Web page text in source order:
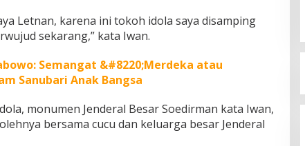
Letnan, karena ini tokoh idola saya disamping
sekarang,” kata Iwan.
Semangat &#8220;Merdeka atau
Sanubari Anak Bangsa
monumen Jenderal Besar Soedirman kata Iwan,
bersama cucu dan keluarga besar Jenderal